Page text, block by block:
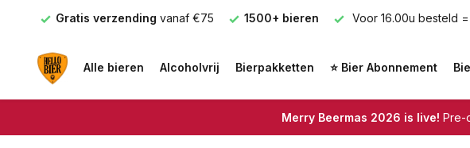
Gratis verzending vanaf €75 1500+ bieren Voor 16.00u besteld =
Alle bieren Alcoholvrij Bierpakketten ⭐ Bier Abonnement
Merry Beermas 2026 is live! Pre-